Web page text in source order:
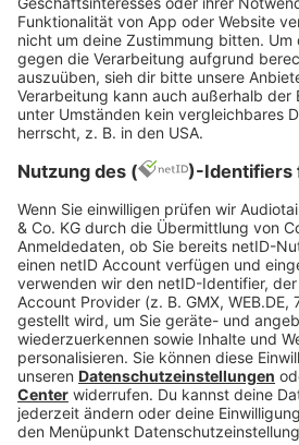
Praxiszyklus ablaufen soll,
startest du in dein duales
Bauingenieurwesen.
Häufige
dualen
Ist Bauingenieurwesen